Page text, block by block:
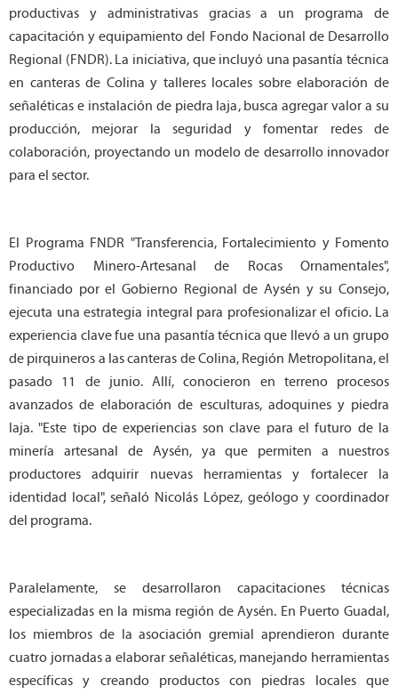
productivas y administrativas gracias a un programa de
capacitación y equipamiento del Fondo Nacional de Desarrollo
Regional (FNDR). La iniciativa, que incluyó una pasantía técnica
en canteras de Colina y talleres locales sobre elaboración de
señaléticas e instalación de piedra laja, busca agregar valor a su
producción, mejorar la seguridad y fomentar redes de
colaboración, proyectando un modelo de desarrollo innovador
para el sector.
El Programa FNDR "Transferencia, Fortalecimiento y Fomento
Productivo Minero-Artesanal de Rocas Ornamentales",
financiado por el Gobierno Regional de Aysén y su Consejo,
ejecuta una estrategia integral para profesionalizar el oficio. La
experiencia clave fue una pasantía técnica que llevó a un grupo
de pirquineros a las canteras de Colina, Región Metropolitana, el
pasado 11 de junio. Allí, conocieron en terreno procesos
avanzados de elaboración de esculturas, adoquines y piedra
laja. "Este tipo de experiencias son clave para el futuro de la
minería artesanal de Aysén, ya que permiten a nuestros
productores adquirir nuevas herramientas y fortalecer la
identidad local", señaló Nicolás López, geólogo y coordinador
del programa.
Paralelamente, se desarrollaron capacitaciones técnicas
especializadas en la misma región de Aysén. En Puerto Guadal,
los miembros de la asociación gremial aprendieron durante
cuatro jornadas a elaborar señaléticas, manejando herramientas
específicas y creando productos con piedras locales que